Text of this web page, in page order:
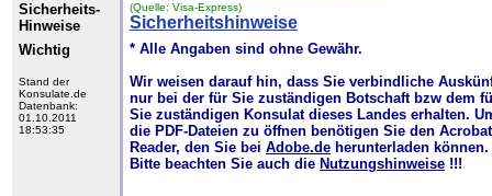
Sicherheits-
Hinweise
(Quelle: Visa-Express)
Sicherheitshinweise
Wichtig
Stand der
Konsulate.de
Datenbank:
01.10.2011
18:53:35
* Alle Angaben sind ohne Gewähr.
Wir weisen darauf hin, dass Sie verbindliche
nur bei der für Sie zuständigen Botschaft bzw dem
Sie zuständigen Konsulat dieses Landes erhalten.
die PDF-Dateien zu öffnen benötigen Sie den Acrobat
Reader, den Sie bei Adobe.de herunterladen können.
Bitte beachten Sie auch die Nutzungshinweise !!!